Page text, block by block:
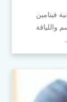
فيتامين
واللياقة